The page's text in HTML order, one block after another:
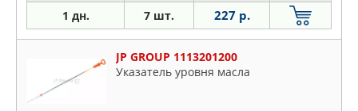
1 дн. 7 шт. 227 р.
JP GROUP 1113201200
Указатель уровня масла